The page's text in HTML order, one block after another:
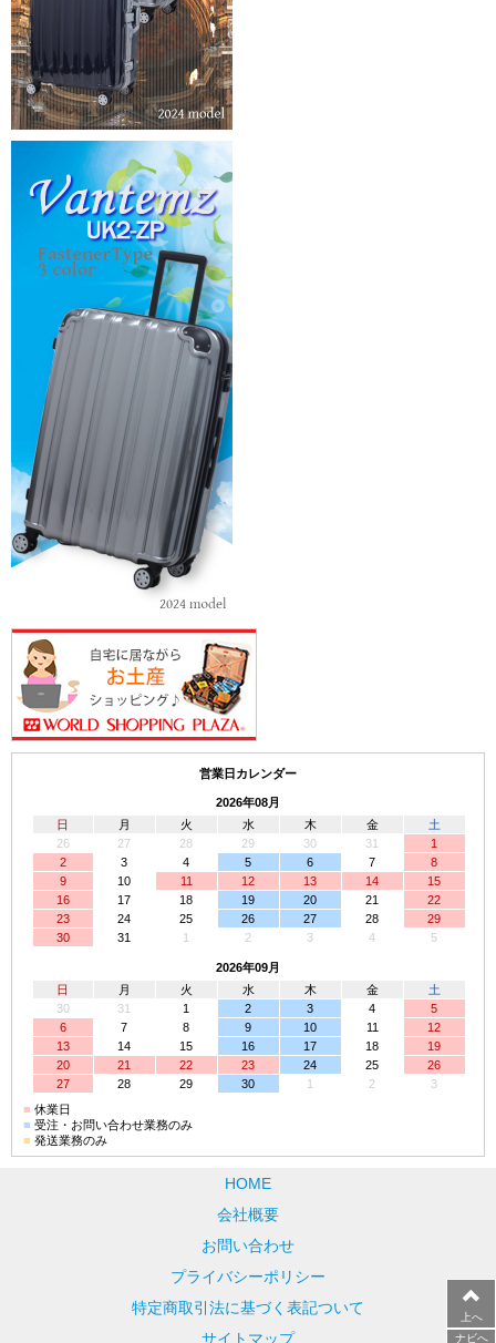
営業日カレンダー
2026年08月
日
月 火 水 木 金
土
26
27 28 29 30 31
1
2
3 4 5 6 7
8
9
10 11 12 13 14
15
16
17 18 19 20 21
22
23
24 25 26 27 28
29
30
31 1 2 3 4 5
2026年09月
日
月 火 水 木 金
土
30
31 1 2 3 4
5
6
7 8 9 10 11
12
13
14 15 16 17 18
19
20
21 22 23 24 25
26
27
28 29 30 1 2
3
■ 休業日
■ 受注・お問い合わせ業務のみ
■ 発送業務のみ
HOME
会社概要
お問い合わせ
プライバシーポリシー
特定商取引法に基づく表記ついて
サイトマップ
上へ
ナビへ